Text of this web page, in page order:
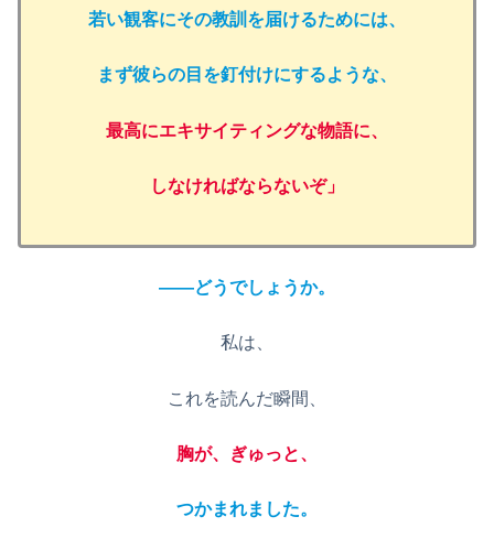
若い観客にその教訓を届けるためには、
まず彼らの目を釘付けにするような、
最高にエキサイティングな物語に、
しなければならないぞ」
——どうでしょうか。
私は、
これを読んだ瞬間、
胸が、ぎゅっと、
つかまれました。